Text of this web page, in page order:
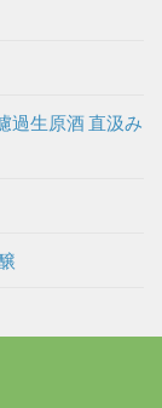
過生原酒 直汲み